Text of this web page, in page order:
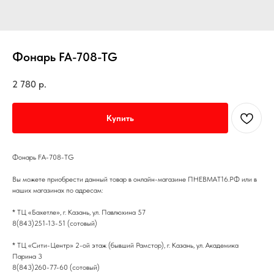
Фонарь FA-708-TG
2 780 р.
Купить
Фонарь FA-708-TG
Вы можете приобрести данный товар в онлайн-магазине ПНЕВМАТ16.РФ или в
наших магазинах по адресам:
* ТЦ «Бахетле», г. Казань, ул. Павлюхина 57
8(843)251-13-51 (сотовый)
* ТЦ «Сити-Центр» 2-ой этаж (бывший Рамстор), г. Казань, ул. Академика
Парина 3
8(843)260-77-60 (сотовый)